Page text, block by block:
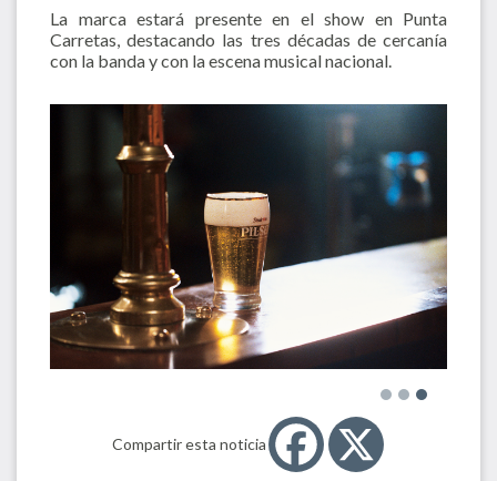
La marca estará presente en el show en Punta
Carretas, destacando las tres décadas de cercanía
con la banda y con la escena musical nacional.
Compartir esta noticia